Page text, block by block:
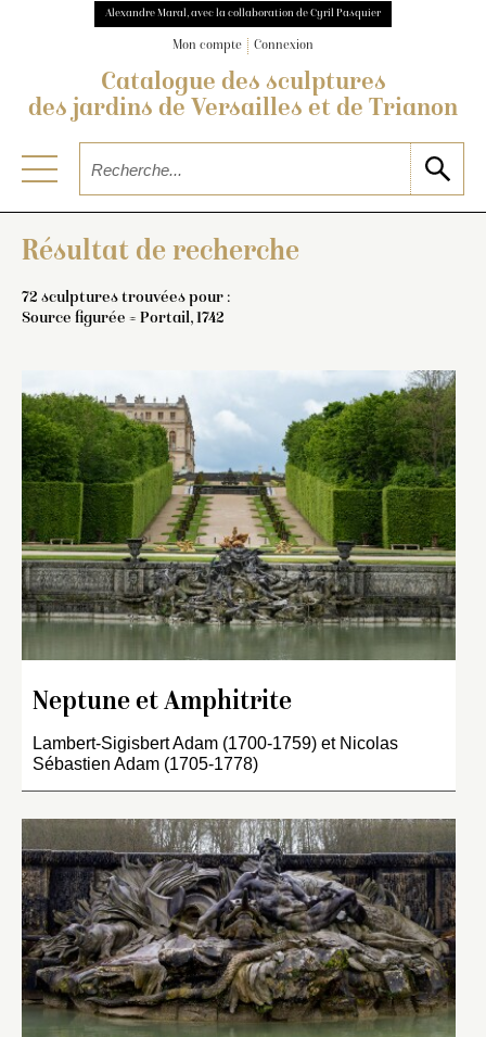
Alexandre Maral, avec la collaboration de Cyril Pasquier
Mon compte Connexion
Catalogue des sculptures
des jardins de Versailles et de Trianon
Résultat de recherche
72 sculptures trouvées pour :
Source figurée = Portail, 1742
Neptune et Amphitrite
Lambert-Sigisbert Adam (1700-1759) et Nicolas
Sébastien Adam (1705-1778)